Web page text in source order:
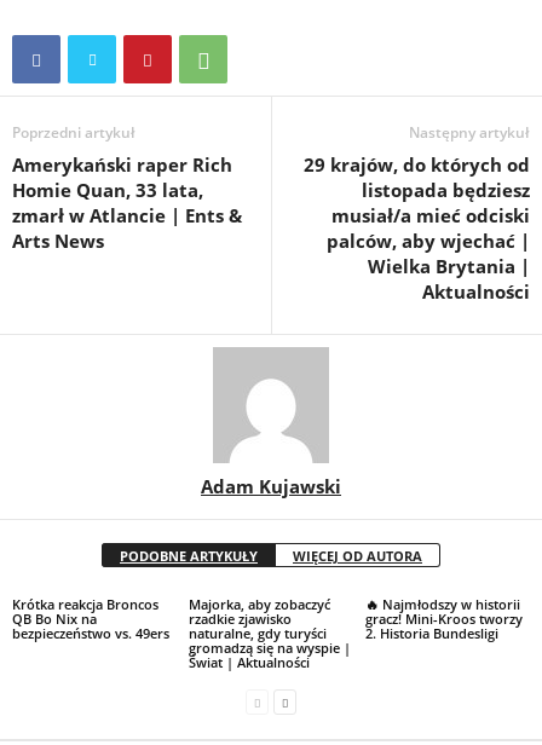
Poprzedni artykuł
Amerykański raper Rich
Homie Quan, 33 lata,
zmarł w Atlancie | Ents &
Arts News
Następny artykuł
29 krajów, do których od
listopada będziesz
musiał/a mieć odciski
palców, aby wjechać |
Wielka Brytania |
Aktualności
Adam Kujawski
PODOBNE ARTYKUŁY WIĘCEJ OD AUTORA
Krótka reakcja Broncos
QB Bo Nix na
bezpieczeństwo vs. 49ers
Majorka, aby zobaczyć
rzadkie zjawisko
naturalne, gdy turyści
gromadzą się na wyspie |
Świat | Aktualności
🔥 Najmłodszy w historii
gracz! Mini-Kroos tworzy
2. Historia Bundesligi